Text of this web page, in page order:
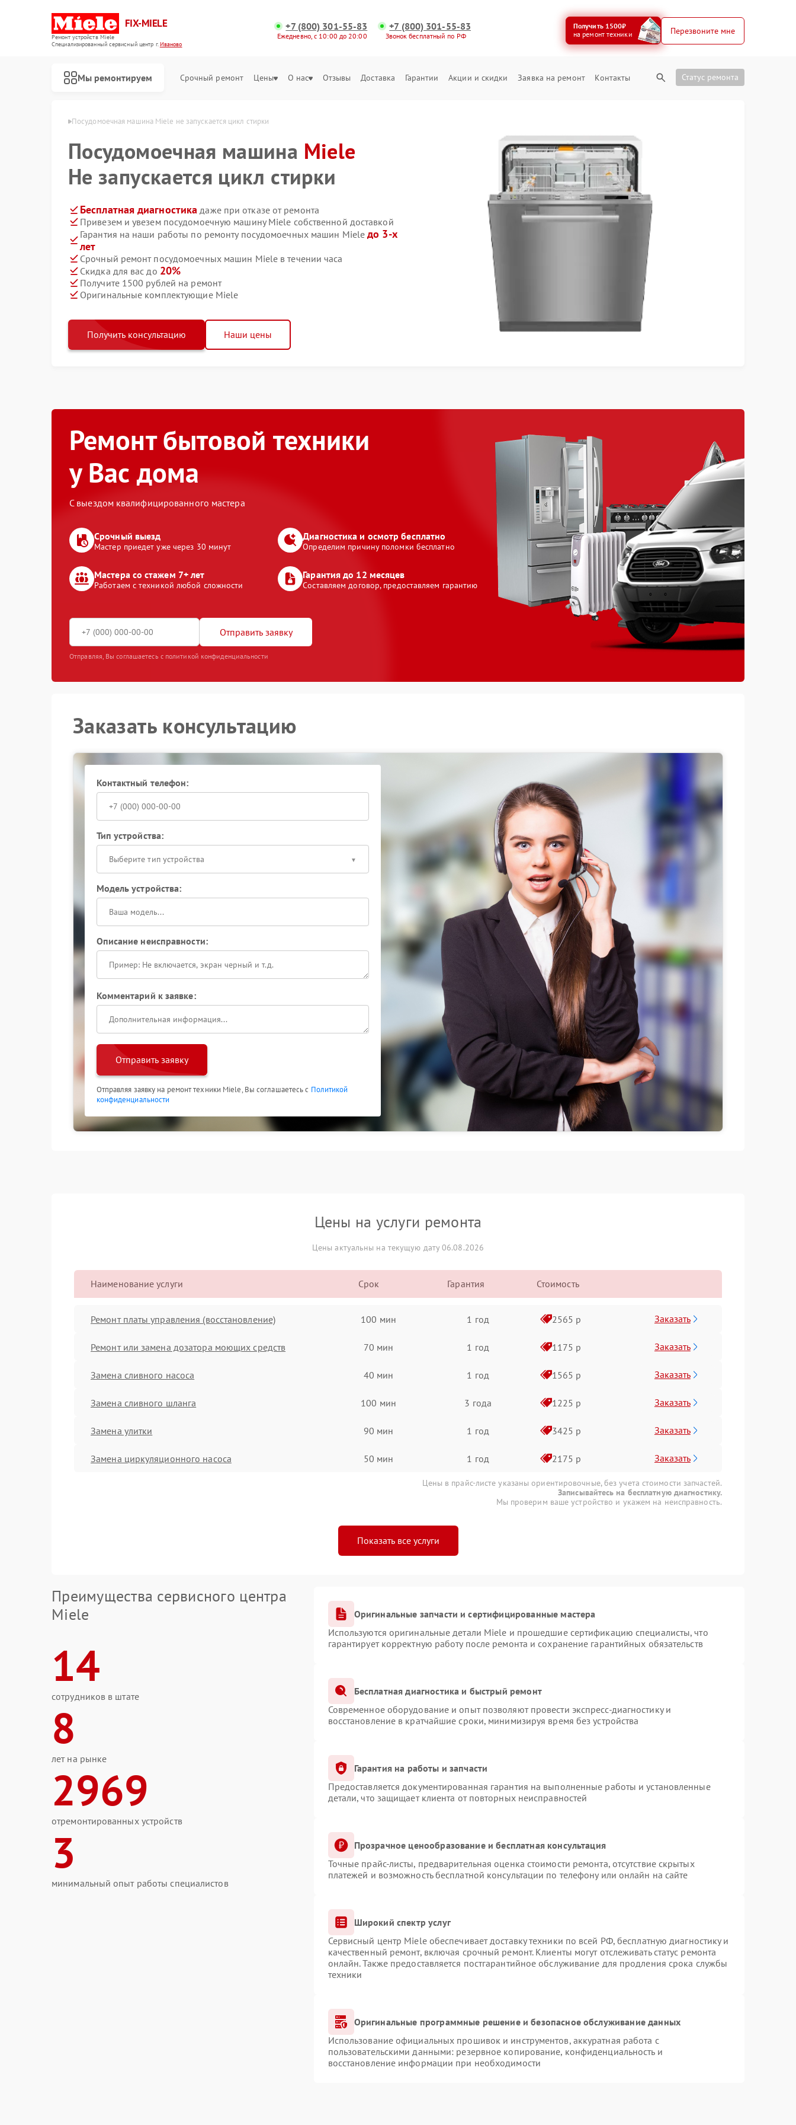
FIX-MIELE
Ремонт устройств Miele
Специализированный cервисный центр г.Иваново
+7 (800) 301-55-83
Ежедневно, с 10:00 до 20:00
+7 (800) 301-55-83
Звонок бесплатный по РФ
Получить 1500₽
на ремонт техники
Перезвоните мне
Мы ремонтируем Срочный ремонт Цены О нас Отзывы Доставка Гарантии Акции и скидки Заявка на ремонт Контакты Статус ремонта
Посудомоечная машина Miele не запускается цикл стирки
Посудомоечная машина Miele
Не запускается цикл стирки
Бесплатная диагностика даже при отказе от ремонта
Привезем и увезем посудомоечную машину Miele собственной доставкой
Гарантия на наши работы по ремонту посудомоечных машин Mieleдо 3-х
лет
Срочный ремонт посудомоечных машин Miele в течении часа
Скидка для вас до 20%
Получите 1500 рублей на ремонт
Оригинальные комплектующие Miele
Получить консультацию Наши цены
Ремонт бытовой техники
у Вас дома
С выездом квалифицированного мастера
Срочный выезд
Мастер приедет уже через 30 минут
Диагностика и осмотр бесплатно
Определим причину поломки бесплатно
Мастера со стажем 7+ лет
Работаем с техникой любой сложности
Гарантия до 12 месяцев
Составляем договор, предоставляем гарантию
Отправить заявку
Отправляя, Вы соглашаетесь с политикой конфиденциальности
Заказать консультацию
Контактный телефон:
Тип устройства:
Выберите тип устройства
Модель устройства:
Описание неисправности:
Комментарий к заявке:
Отправить заявку
Отправляя заявку на ремонт техники Miele, Вы соглашаетесь с Политикой
конфиденциальности
Цены на услуги ремонта
Цены актуальны на текущую дату 06.08.2026
Наименование услуги Срок Гарантия Стоимость
Ремонт платы управления (восстановление) 100 мин 1 год 2565 р Заказать
Ремонт или замена дозатора моющих средств 70 мин 1 год 1175 р Заказать
Замена сливного насоса 40 мин 1 год 1565 р Заказать
Замена сливного шланга 100 мин 3 года 1225 р Заказать
Замена улитки 90 мин 1 год 3425 р Заказать
Замена циркуляционного насоса 50 мин 1 год 2175 р Заказать
Цены в прайс-листе указаны ориентировочные, без учета стоимости запчастей.
Записывайтесь на бесплатную диагностику.
Мы проверим ваше устройство и укажем на неисправность.
Показать все услуги
Преимущества сервисного центра
Miele
14
сотрудников в штате
8
лет на рынке
2969
отремонтированных устройств
3
минимальный опыт работы специалистов
Оригинальные запчасти и сертифицированные мастера
Используются оригинальные детали Miele и прошедшие сертификацию специалисты, что
гарантирует корректную работу после ремонта и сохранение гарантийных обязательств
Бесплатная диагностика и быстрый ремонт
Современное оборудование и опыт позволяют провести экспресс-диагностику и
восстановление в кратчайшие сроки, минимизируя время без устройства
Гарантия на работы и запчасти
Предоставляется документированная гарантия на выполненные работы и установленные
детали, что защищает клиента от повторных неисправностей
Прозрачное ценообразование и бесплатная консультация
Точные прайс-листы, предварительная оценка стоимости ремонта, отсутствие скрытых
платежей и возможность бесплатной консультации по телефону или онлайн на сайте
Широкий спектр услуг
Сервисный центр Miele обеспечивает доставку техники по всей РФ, бесплатную диагностику и
качественный ремонт, включая срочный ремонт. Клиенты могут отслеживать статус ремонта
онлайн. Также предоставляется постгарантийное обслуживание для продления срока службы
техники
Оригинальные программные решение и безопасное обслуживание данных
Использование официальных прошивок и инструментов, аккуратная работа с
пользовательскими данными: резервное копирование, конфиденциальность и
восстановление информации при необходимости